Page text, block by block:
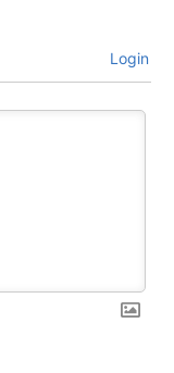
Login